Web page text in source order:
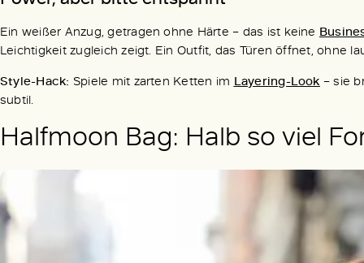
Ein weißer Anzug, getragen ohne Härte – das ist keine
Leichtigkeit zugleich zeigt. Ein Outfit, das Türen öffnet, ohne
Style-Hack: Spiele mit zarten Ketten im Layering-Look – sie
subtil.
Halfmoon Bag: Halb so viel